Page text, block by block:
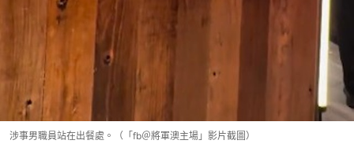
涉事男職員站在出餐處。（「fb＠將軍澳主場」影片截圖）